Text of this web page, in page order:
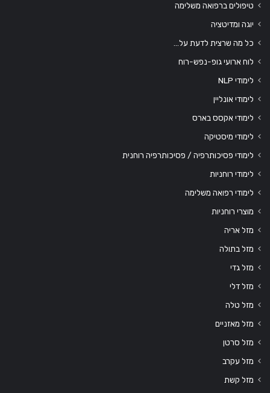
טיפולים ברפואה משלימה
יוגה ומדיטציה
כל מה שרצית לדעת על…
לוח ארועי גופ-נפש-רוח
לימודי NLP
לימודי אונליין
לימודי אקסס בארס
לימודי מיסטיקה
לימודי פסיכותרפיה / פסיכותרפיה רוחנית
לימודי רוחניות
לימודי רפואה משלימה
מוצרי רוחניות
מזל אריה
מזל בתולה
מזל גדי
מזל דלי
מזל טלה
מזל מאזניים
מזל סרטן
מזל עקרב
מזל קשת